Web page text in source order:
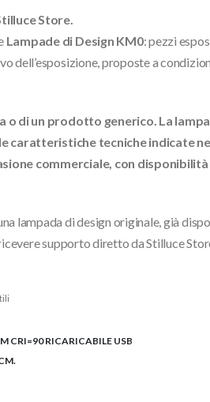
Store.
Lampade di Design KM0: pezzi
dell’esposizione, proposte a
o di un prodotto generico. La
caratteristiche tecniche indicate
commerciale, con
lampada di design originale, già
supporto diretto da Stilluce
CRI=90 RICARICABILE USB